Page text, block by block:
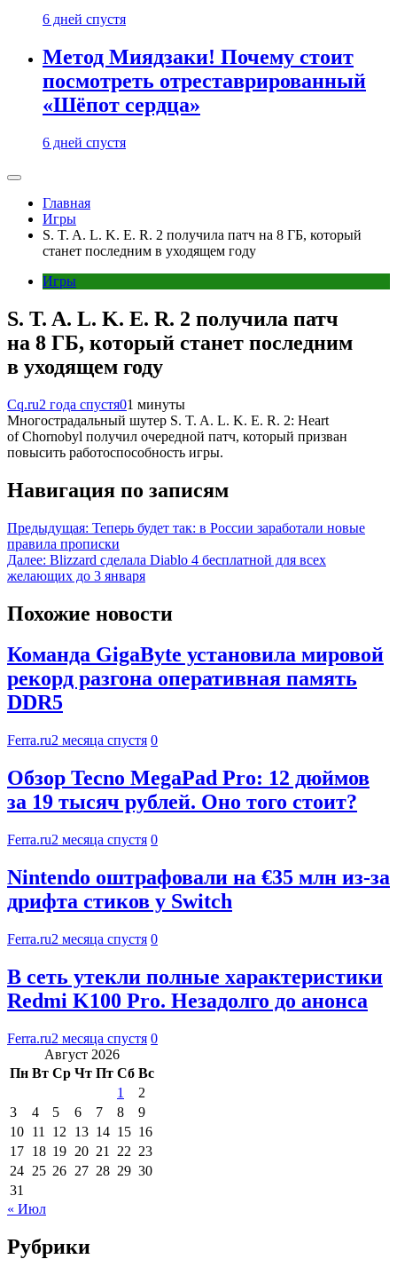
6 дней спустя
Метод Миядзаки! Почему стоит
посмотреть отреставрированный
«Шёпот сердца»
6 дней спустя
Главная
Игры
S. T. A. L. K. E. R. 2 получила патч на 8 ГБ, который
станет последним в уходящем году
Игры
S. T. A. L. K. E. R. 2 получила патч
на 8 ГБ, который станет последним
в уходящем году
Cq.ru2 года спустя01 минуты
Многострадальный шутер S. T. A. L. K. E. R. 2: Heart
of Chornobyl получил очередной патч, который призван
повысить работоспособность игры.
Навигация по записям
Предыдущая: Теперь будет так: в России заработали новые
правила прописки
Далее: Blizzard сделала Diablo 4 бесплатной для всех
желающих до 3 января
Похожие новости
Команда GigaByte установила мировой
рекорд разгона оперативная память
DDR5
Ferra.ru2 месяца спустя 0
Обзор Tecno MegaPad Pro: 12 дюймов
за 19 тысяч рублей. Оно того стоит?
Ferra.ru2 месяца спустя 0
Nintendo оштрафовали на €35 млн из-за
дрифта стиков у Switch
Ferra.ru2 месяца спустя 0
В сеть утекли полные характеристики
Redmi K100 Pro. Незадолго до анонса
Ferra.ru2 месяца спустя 0
Август 2026
Пн Вт Ср Чт Пт Сб Вс
1
2
3
4 5 6 7 8
9
10 11 12 13 14 15 16
17 18 19 20 21 22 23
24 25 26 27 28 29 30
31
« Июл
Рубрики